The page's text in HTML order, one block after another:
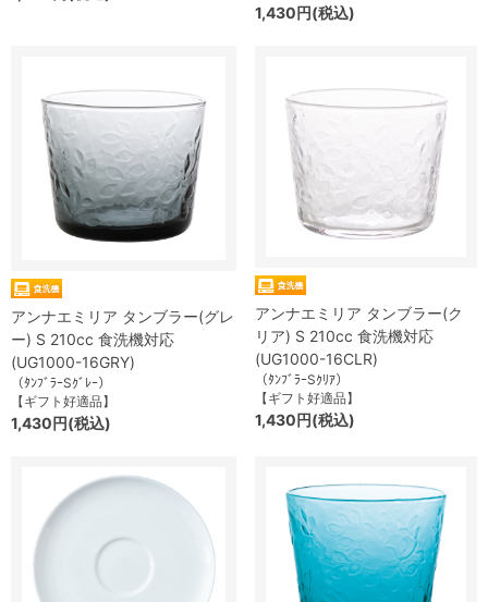
1,430円(税込)
アンナエミリア タンブラー(グレ
ー) S 210cc 食洗機対応
(UG1000-16GRY)
（ﾀﾝﾌﾞﾗｰSｸﾞﾚｰ）
【ギフト好適品】
1,430円(税込)
アンナエミリア タンブラー(ク
リア) S 210cc 食洗機対応
(UG1000-16CLR)
（ﾀﾝﾌﾞﾗｰSｸﾘｱ）
【ギフト好適品】
1,430円(税込)